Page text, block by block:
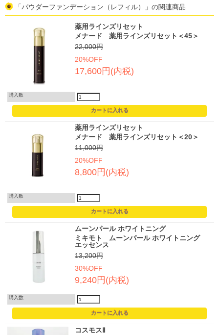
「パウダーファンデーション（レフィル）」の関連商品
薬用ラインズリセット
メナード 薬用ラインズリセット＜45＞
22,000円
20%OFF
17,600円(内税)
購入数
薬用ラインズリセット
メナード 薬用ラインズリセット＜20＞
11,000円
20%OFF
8,800円(内税)
購入数
ムーンパール ホワイトニング
ミキモト ムーンパール ホワイトニング
エッセンス
13,200円
30%OFF
9,240円(内税)
購入数
コスモスⅡ